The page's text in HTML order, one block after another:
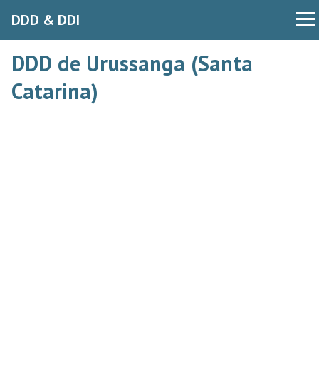
DDD & DDI
DDD de Urussanga (Santa
Catarina)